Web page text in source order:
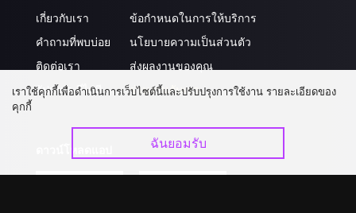
เกี่ยวกับเรา
คำถามที่พบบ่อย
ติดต่อเรา
อัปเกรด วีไอพี
ข้อกำหนดในการให้บริการ
นโยบายความเป็นส่วนตัว
ส่งผลงานของคุณ
ร่วมงานกับเรา
เราใช้คุกกี้เพื่อดำเนินการเว็บไซต์นี้และปรับปรุงการใช้งาน รายละเอียดของ
คุกกี้
ฉันยอมรับ